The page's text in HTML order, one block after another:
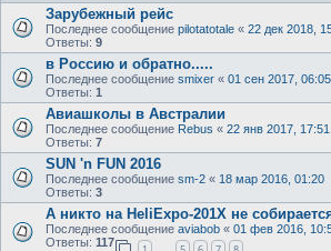
Зарубежный рейс
Последнее сообщение pilotatotale « 22 дек 2018,
Ответы: 9
в Россию и обратно.....
Последнее сообщение smixer « 01 сен 2017, 06:05
Ответы: 1
Авиашколы в Австралии
Последнее сообщение Rebus « 22 янв 2017, 17:51
Ответы: 7
SUN 'n FUN 2016
Последнее сообщение sm-2 « 18 мар 2016, 01:20
Ответы: 3
А никто на HeliExpo-201X не
Последнее сообщение aviabob « 01 фев 2016,
Ответы: 117